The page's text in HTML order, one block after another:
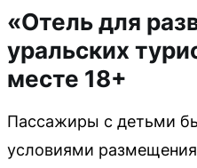
«Отель для
уральских
месте 18+
Пассажиры с детьми
условиями